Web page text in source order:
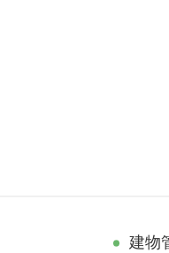
建物